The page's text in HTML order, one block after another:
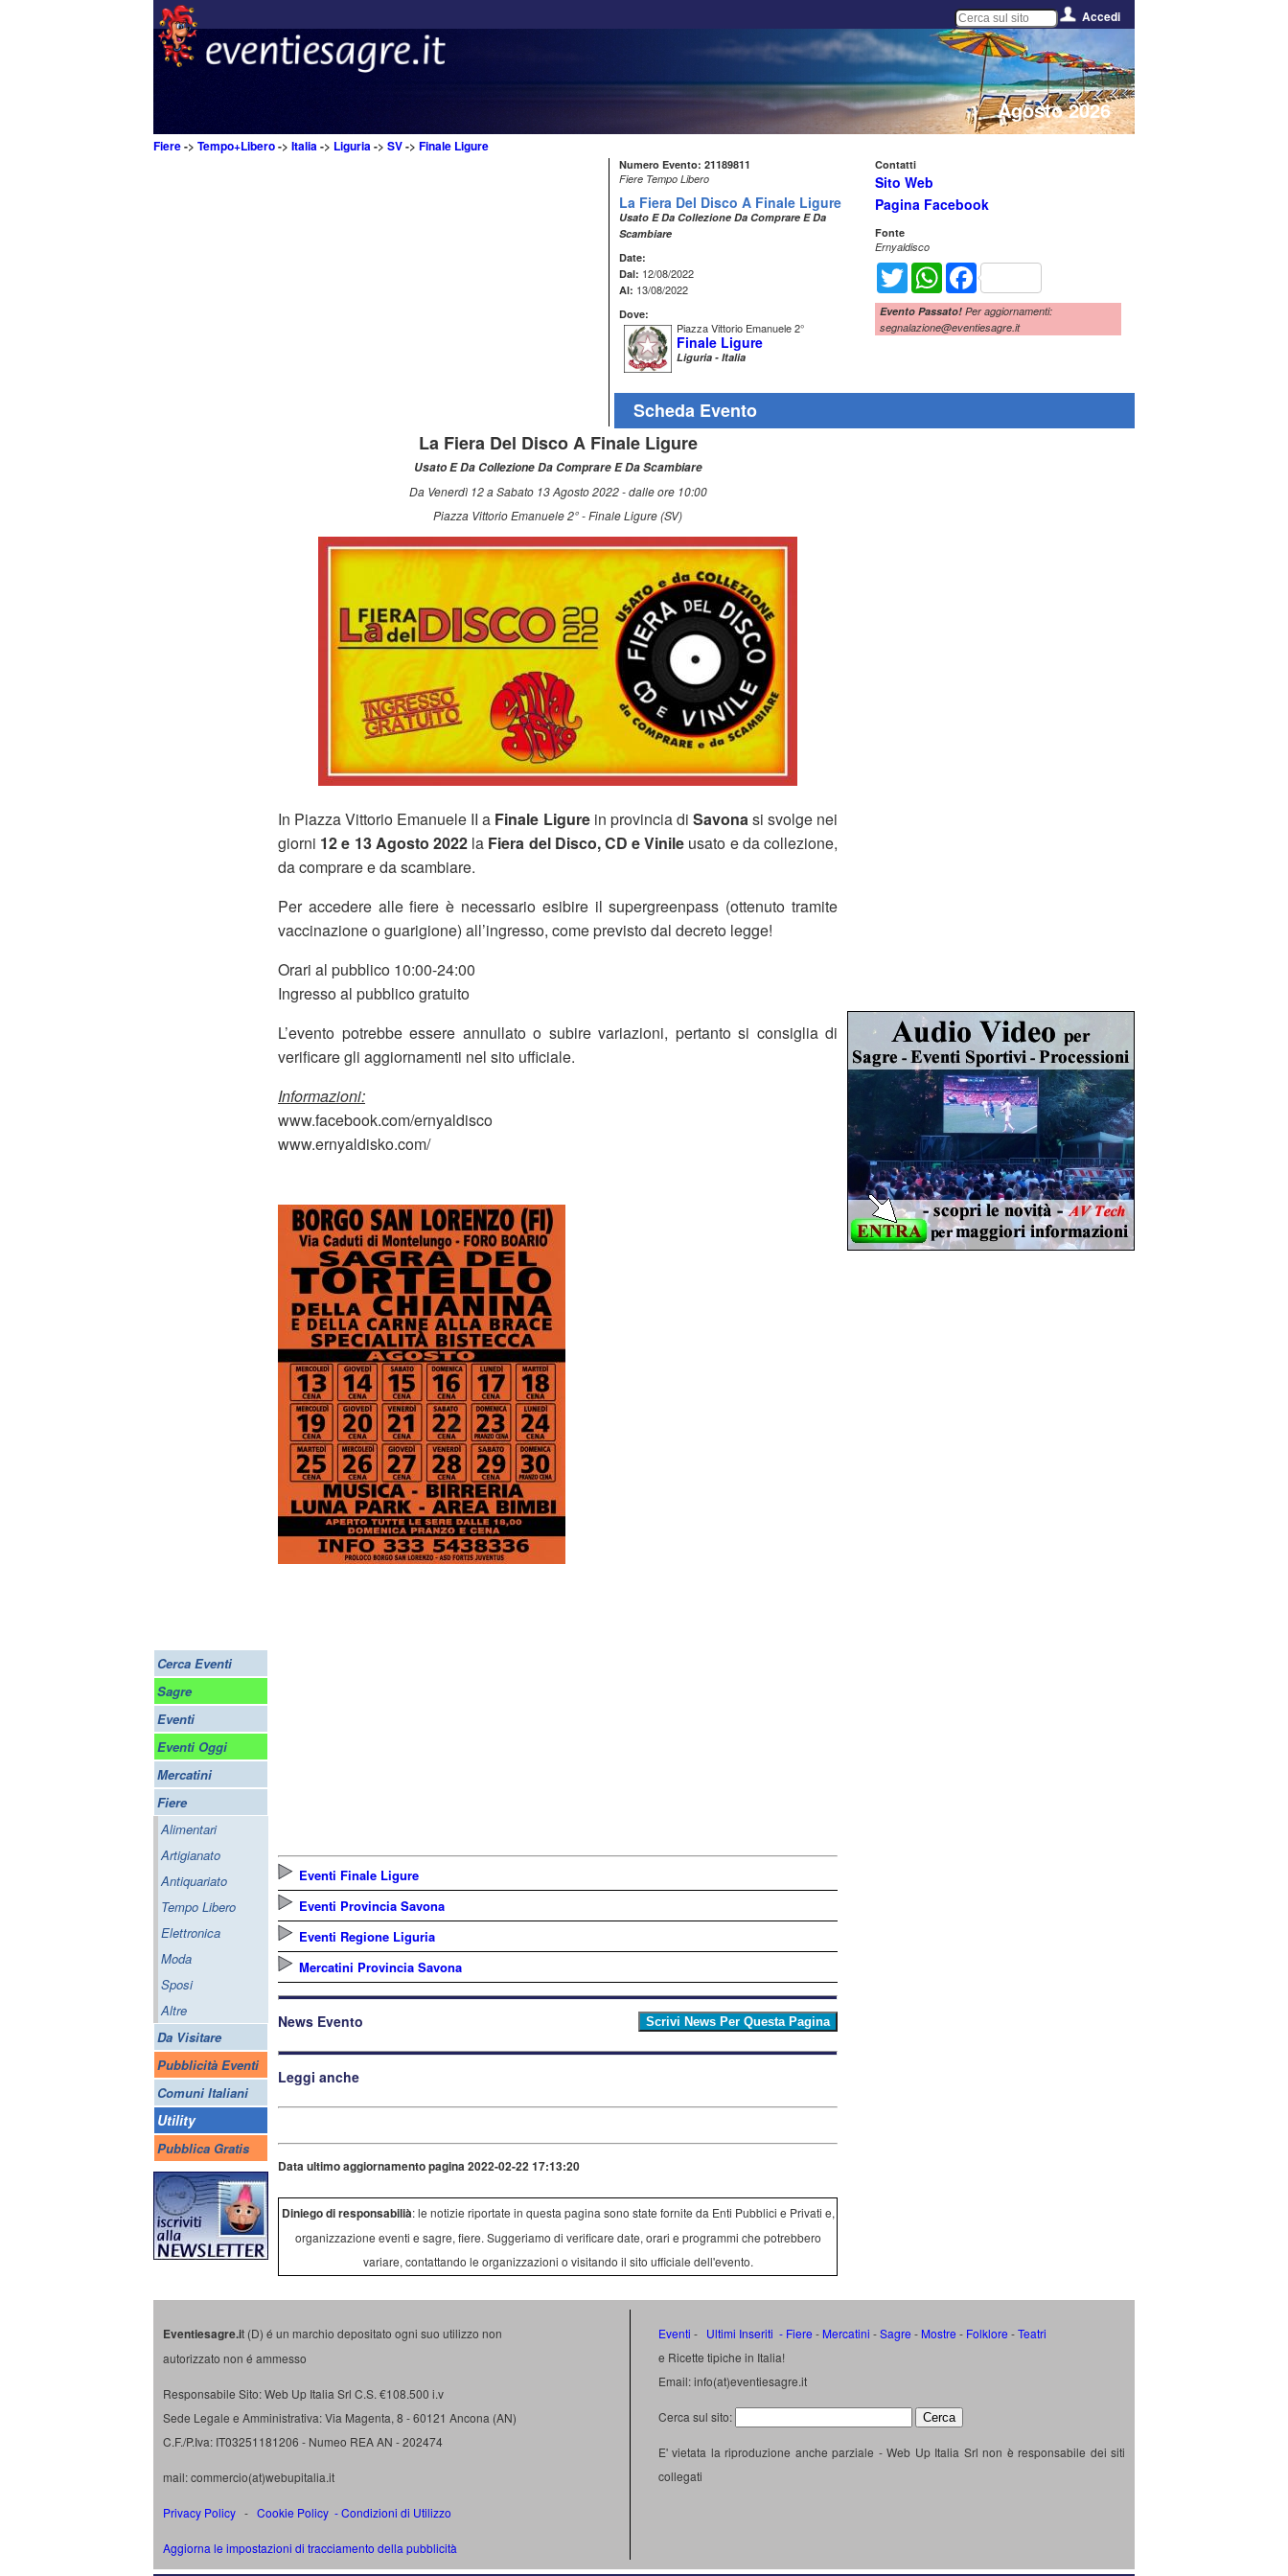
Accedi
Agosto 2026
Fiere-> Tempo+Libero-> Italia-> Liguria-> SV-> Finale Ligure
Cerca Eventi
Sagre
Eventi
Eventi Oggi
Mercatini
Fiere
Alimentari
Artigianato
Antiquariato
Tempo Libero
Elettronica
Moda
Sposi
Altre
Da Visitare
Pubblicità Eventi
Comuni Italiani
Utility
Pubblica Gratis
Numero Evento: 21189811
Fiere Tempo Libero
La Fiera Del Disco A Finale Ligure
Usato E Da Collezione Da Comprare E Da
Scambiare
Date:
Dal: 12/08/2022
Al: 13/08/2022
Dove:
Piazza Vittorio Emanuele 2°
Finale Ligure
Liguria - Italia
Contatti
Sito Web
Pagina Facebook
Fonte
Ernyaldisco
Twitter WhatsAppFacebook
Evento Passato! Per aggiornamenti:
segnalazione@eventiesagre.it
Scheda Evento
La Fiera Del Disco A Finale Ligure
Usato E Da Collezione Da Comprare E Da Scambiare
Da Venerdì 12 a Sabato 13 Agosto 2022 - dalle ore 10:00
Piazza Vittorio Emanuele 2° - Finale Ligure (SV)
In Piazza Vittorio Emanuele II a Finale Ligurein provincia di Savonasi svolge nei
giorni 12 e 13 Agosto 2022la Fiera del Disco, CD e Vinile usato e da collezione,
da comprare e da scambiare.
Per accedere alle fiere è necessario esibire il supergreenpass (ottenuto tramite
vaccinazione o guarigione) all’ingresso, come previsto dal decreto legge!
Orari al pubblico 10:00-24:00
Ingresso al pubblico gratuito
L’evento potrebbe essere annullato o subire variazioni, pertanto si consiglia di
verificare gli aggiornamenti nel sito ufficiale.
Informazioni:
www.facebook.com/ernyaldisco
www.ernyaldisko.com/
Eventi Finale Ligure
Eventi Provincia Savona
Eventi Regione Liguria
Mercatini Provincia Savona
News Evento
Leggi anche
Data ultimo aggiornamento pagina 2022-02-22 17:13:20
Diniego di responsabilià: le notizie riportate in questa pagina sono state fornite da Enti Pubblici e Privati e,
organizzazione eventi e sagre, fiere. Suggeriamo di verificare date, orari e programmi che potrebbero
variare, contattando le organizzazioni o visitando il sito ufficiale dell'evento.
Eventiesagre.it (D) é un marchio depositato ogni suo utilizzo non
autorizzato non é ammesso
Responsabile Sito: Web Up Italia Srl C.S. €108.500 i.v
Sede Legale e Amministrativa: Via Magenta, 8 - 60121 Ancona (AN)
C.F./P.Iva: IT03251181206 - Numeo REA AN - 202474
mail: commercio(at)webupitalia.it
Privacy Policy - Cookie Policy -Condizioni di Utilizzo
Aggiorna le impostazioni di tracciamento della pubblicità
Eventi - Ultimi Inseriti - Fiere - Mercatini -Sagre - Mostre - Folklore -Teatri
e Ricette tipiche in Italia!
Email: info(at)eventiesagre.it
Cerca sul sito:
E' vietata la riproduzione anche parziale - Web Up Italia Srl non è responsabile dei siti
collegati